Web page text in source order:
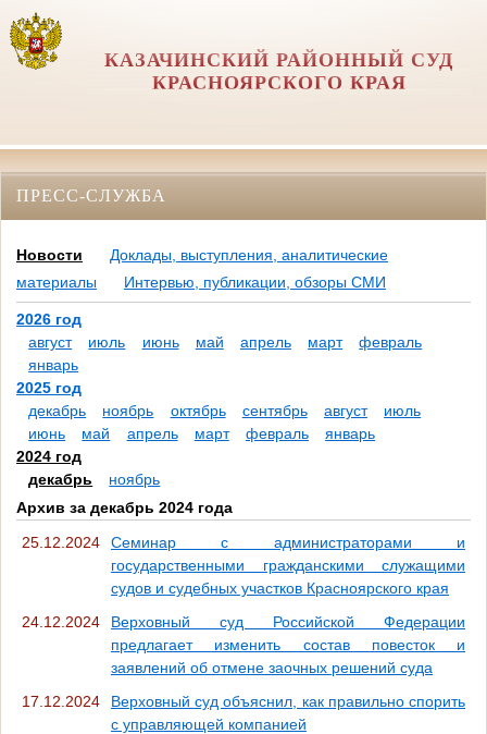
КАЗАЧИНСКИЙ РАЙОННЫЙ СУД
КРАСНОЯРСКОГО КРАЯ
ПРЕСС-СЛУЖБА
Новости
Доклады, выступления, аналитические
материалы
Интервью, публикации, обзоры СМИ
2026 год
август
июль июнь май апрель март
февраль
январь
2025 год
декабрь
ноябрь октябрь сентябрь август
июль
июнь
май апрель март февраль
январь
2024 год
декабрь
ноябрь
Архив за декабрь 2024 года
25.12.2024
Семинар с администраторами и
государственными гражданскими служащими
судов и судебных участков Красноярского края
24.12.2024
Верховный суд Российской Федерации
предлагает изменить состав повесток и
заявлений об отмене заочных решений суда
17.12.2024
Верховный суд объяснил, как правильно спорить
с управляющей компанией